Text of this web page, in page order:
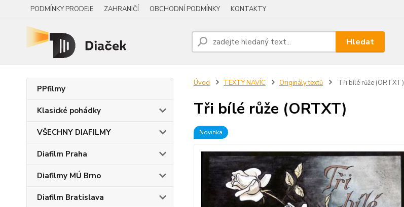
PODMÍNKY PRODEJE ZAHRANIČÍ OBCHODNÍ PODMÍNKY KONTAKTY
Hledat
PPfilmy
Klasické pohádky
VŠECHNY DIAFILMY
Diafilm Praha
Diafilmy MÚ Brno
Diafilm Bratislava
Úvod TEXTY NAVÍC Originály textů Tři bílé růže (ORTXT)
Tři bílé růže (ORTXT)
Novinka